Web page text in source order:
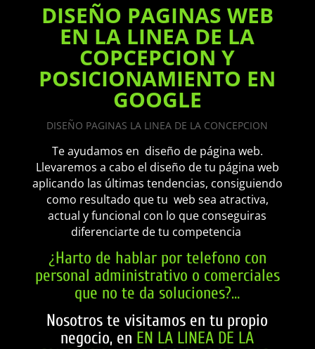
DISEÑO PAGINAS WEB
EN LA LINEA DE LA
COPCEPCION Y
POSICIONAMIENTO EN
GOOGLE
DISEÑO PAGINAS LA LINEA DE LA CONCEPCION
Te ayudamos en diseño de página web.
Llevaremos a cabo el diseño de tu página web
aplicando las últimas tendencias, consiguiendo
como resultado que tu web sea atractiva,
actual y funcional con lo que conseguiras
diferenciarte de tu competencia
¿Harto de hablar por telefono con
personal administrativo o comerciales
que no te da soluciones?…
Nosotros te visitamos en tu propio
negocio, en EN LA LINEA DE LA